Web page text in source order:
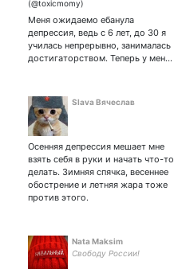
Меня ожидаемо ебанула
депрессия, ведь с 6 лет, до 30 я
училась непрерывно, занималась
достигаторством. Теперь у мен…
Slava Вячеслав
Осенняя депрессия мешает мне
взять себя в руки и начать что-то
делать. Зимняя спячка, весеннее
обострение и летняя жара тоже
против этого.
Nata Maksim
Свободу России!